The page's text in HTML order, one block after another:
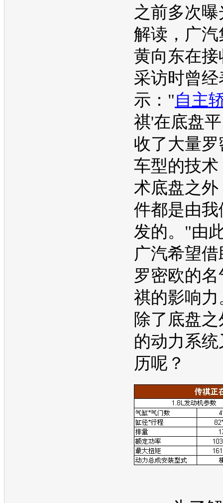
之前多次
解读，广
黄向东在
采访时曾经
示："自主
祺'在底盘
收了大量罗
车型的技
术底盘之
件都是由
发的。"由
广汽希望
罗密欧的
祺的影响
除了 底盘
的动力系
历呢？